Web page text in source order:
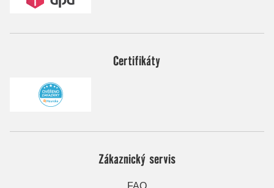
Certifikáty
Zákaznický servis
FAQ